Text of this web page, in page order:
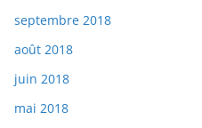
septembre 2018
août 2018
juin 2018
mai 2018